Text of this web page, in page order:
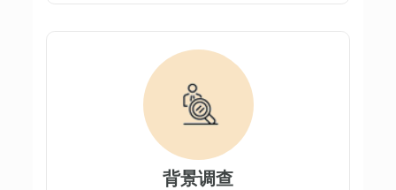
背景调查